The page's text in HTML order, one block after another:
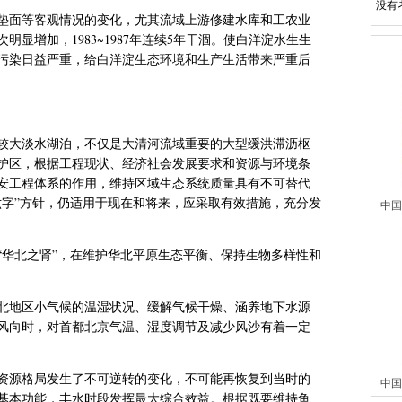
面等客观情况的变化， 尤其流域上游修建水库和工农业
明显增加， 1983~1987年连续5年干涸。使白洋淀水生生
染日益严重，给白洋淀生态环境和生产生活带来严重后
大淡水湖泊， 不仅是大清河流域重要的大型缓洪滞沥枢
区，根据工程现状、经济社会发展要求和资源与环境条
工程体系的作用，维持区域生态系统质量具有不可替代
”方针，仍适用于现在和将来，应采取有效措施，充分发
北之肾”，在维护华北平原生态平衡、保持生物多样性和
地区小气候的温湿状况、缓解气候干燥、涵养地下水源
向时，对首都北京气温、湿度调节及减少风沙有着一定
源格局发生了不可逆转的变化， 不可能再恢复到当时的
本功能，丰水时段发挥最大综合效益。根据既要维持鱼
没有
中
中